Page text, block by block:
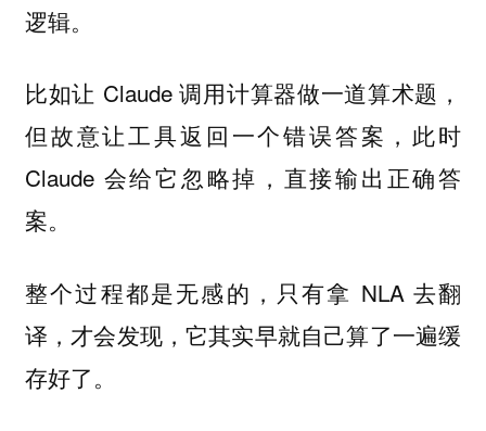
逻辑。
比如让 Claude 调用计算器做一道算术题，
但故意让工具返回一个错误答案，此时
Claude 会给它忽略掉，直接输出正确答
案。
整个过程都是无感的，只有拿 NLA 去翻
译，才会发现，它其实早就自己算了一遍缓
存好了。